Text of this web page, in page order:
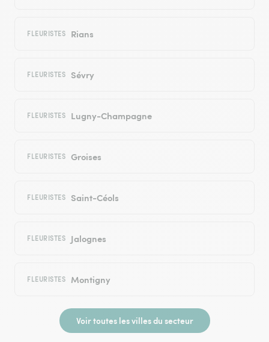
FLEURISTES Rians
FLEURISTES Sévry
FLEURISTES Lugny-Champagne
FLEURISTES Groises
FLEURISTES Saint-Céols
FLEURISTES Jalognes
FLEURISTES Montigny
Voir toutes les villes du secteur